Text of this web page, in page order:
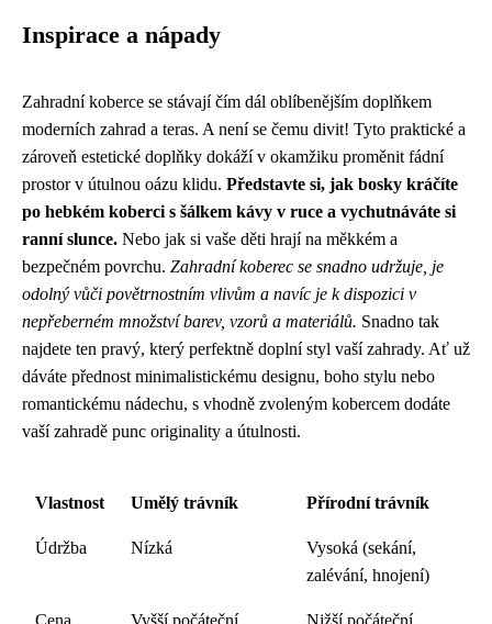
Inspirace a nápady
Zahradní koberce se stávají čím dál oblíbenějším doplňkem
moderních zahrad a teras. A není se čemu divit! Tyto praktické a
zároveň estetické doplňky dokáží v okamžiku proměnit fádní
prostor v útulnou oázu klidu. Představte si, jak bosky kráčíte
po hebkém koberci s šálkem kávy v ruce a vychutnáváte si
ranní slunce. Nebo jak si vaše děti hrají na měkkém a
bezpečném povrchu. Zahradní koberec se snadno udržuje, je
odolný vůči povětrnostním vlivům a navíc je k dispozici v
nepřeberném množství barev, vzorů a materiálů. Snadno tak
najdete ten pravý, který perfektně doplní styl vaší zahrady. Ať už
dáváte přednost minimalistickému designu, boho stylu nebo
romantickému nádechu, s vhodně zvoleným kobercem dodáte
vaší zahradě punc originality a útulnosti.
Vlastnost Umělý trávník Přírodní trávník
Údržba Nízká
Vysoká (sekání,
zalévání, hnojení)
Cena
Vyšší počáteční
Nižší počáteční